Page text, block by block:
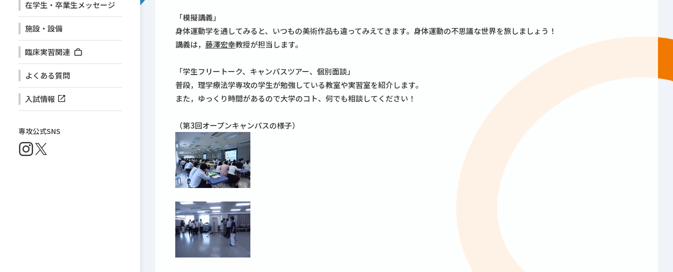
在学生・卒業生メッセージ
施設・設備
臨床実習関連
よくある質問
入試情報
専攻公式SNS
「模擬講義」
身体運動学を通してみると、いつもの美術作品も違ってみえてきます。身体運動の不思議な世界を旅しましょう！
講義は， 藤澤宏幸教授が担当します。
「学生フリートーク、キャンパスツアー、個別面談」
普段，理学療法学専攻の学生が勉強している教室や実習室を紹介します。
また，ゆっくり時間があるので大学のコト、何でも相談してください！
（第3回オープンキャンパスの様子）